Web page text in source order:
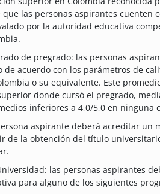
las personas aspirantes
por la autoridad educativa
de pregrado: las personas
de acuerdo con los parámetros de
o su equivalente. Este
donde cursó el pregrado,
inferiores a 4,0/5,0 en ninguna
aspirante deberá acreditar un
de la obtención del título
las personas aspirantes
para alguno de los siguientes